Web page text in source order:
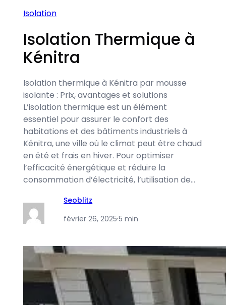
Isolation
Isolation Thermique à
Kénitra
Isolation thermique à Kénitra par mousse
isolante : Prix, avantages et solutions
L’isolation thermique est un élément
essentiel pour assurer le confort des
habitations et des bâtiments industriels à
Kénitra, une ville où le climat peut être chaud
en été et frais en hiver. Pour optimiser
l’efficacité énergétique et réduire la
consommation d’électricité, l’utilisation de…
Seoblitz
février 26, 2025·5 min